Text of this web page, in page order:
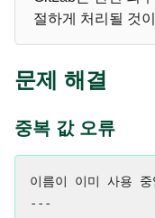
절하게 처리될 것
문제 해결
중복 값 오류
이름이 이미 사용 중
---